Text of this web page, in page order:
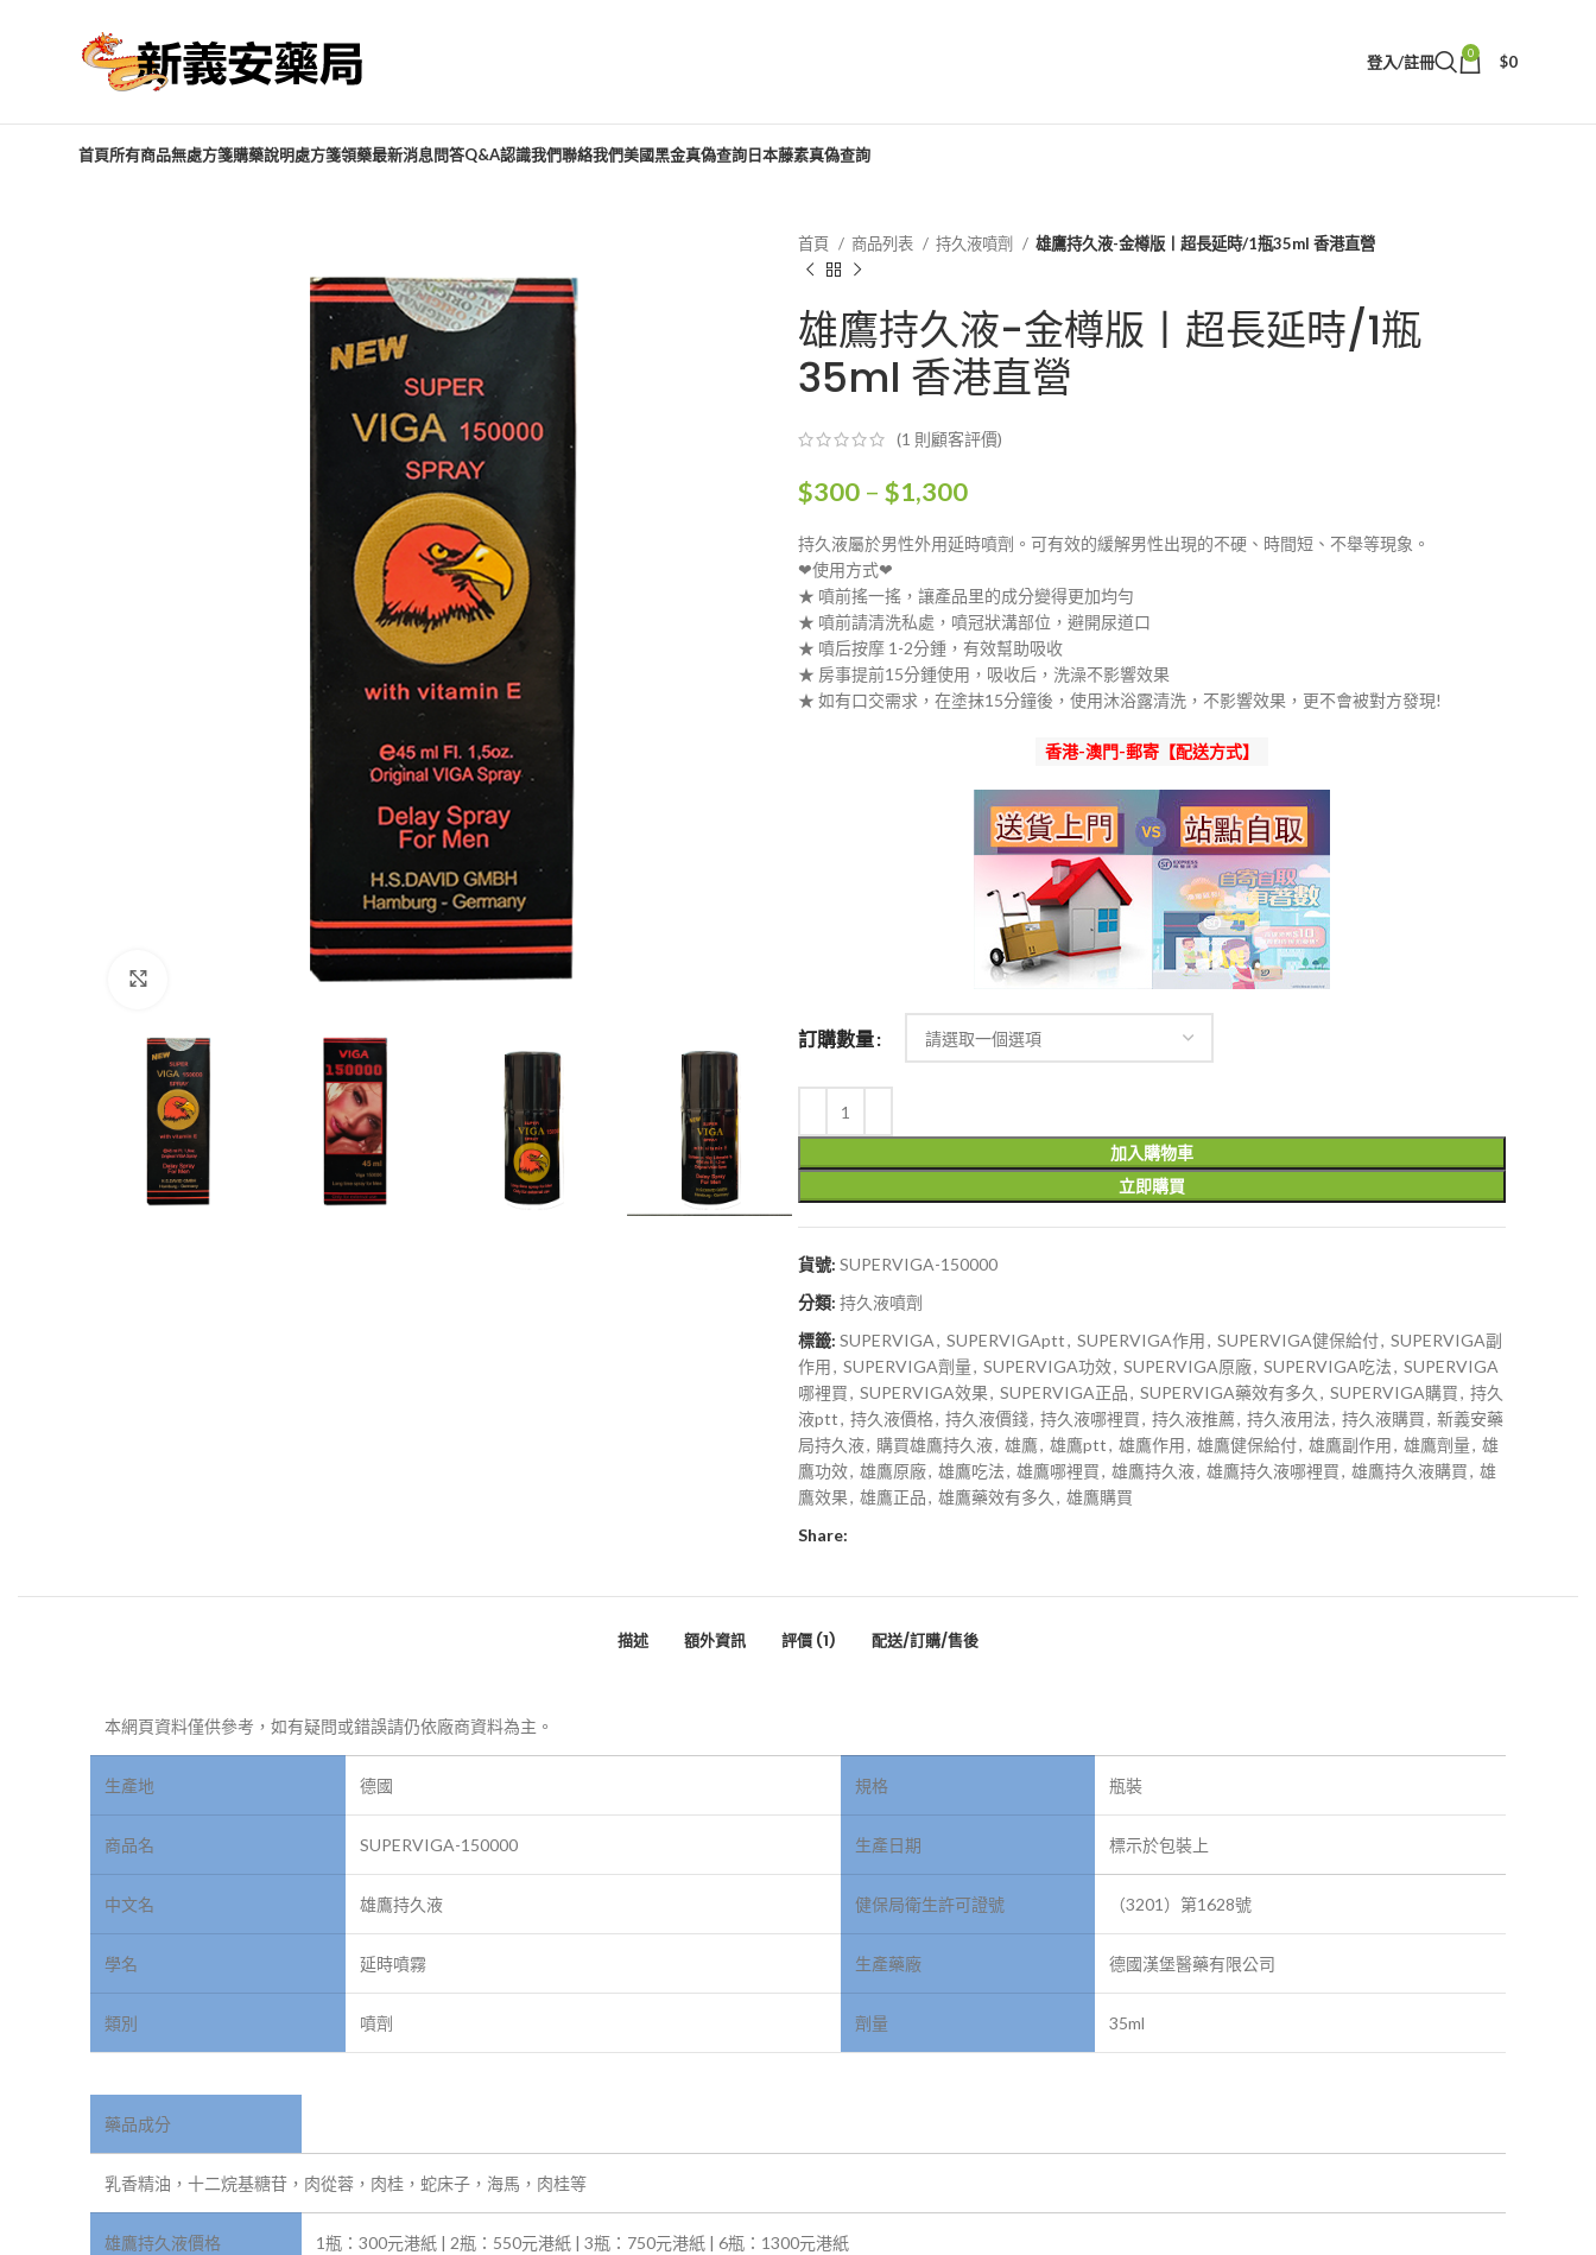
登入/註冊 0 $0
首頁所有商品無處方箋購藥說明處方箋領藥最新消息問答Q&A認識我們聯絡我們美國黑金真偽查詢日本藤素真偽查詢
首頁 商品列表 持久液噴劑 雄鷹持久液-金樽版丨超長延時/1瓶35ml 香港直營
雄鷹持久液-金樽版丨超長延時/1瓶
35ml 香港直營
(1 則顧客評價)
$300 – $1,300價
範
圍：
$300
到
$1,300
持久液屬於男性外用延時噴劑。可有效的緩解男性出現的不硬、時間短、不舉等現象。
❤使用方式❤
★ 噴前搖一搖，讓產品里的成分變得更加均勻
★ 噴前請清洗私處，噴冠狀溝部位，避開尿道口
★ 噴后按摩 1-2分鍾，有效幫助吸收
★ 房事提前15分鍾使用，吸收后，洗澡不影響效果
★ 如有口交需求，在塗抹15分鐘後，使用沐浴露清洗，不影響效果，更不會被對方發現!
香港-澳門-郵寄【配送方式】
訂購數量
加入購物車
立即購買
貨號: SUPERVIGA-150000
分類: 持久液噴劑
標籤: SUPERVIGA, SUPERVIGAptt, SUPERVIGA作用 , SUPERVIGA健保給付, SUPERVIGA副
作用 , SUPERVIGA劑量, SUPERVIGA功效, SUPERVIGA原廠, SUPERVIGA吃法, SUPERVIGA
哪裡買, SUPERVIGA效果, SUPERVIGA正品, SUPERVIGA藥效有多久 , SUPERVIGA購買, 持久
液ptt, 持久液價格, 持久液價錢, 持久液哪裡買, 持久液推薦, 持久液用法, 持久液購買, 新義安藥
局持久液, 購買雄鷹持久液, 雄鷹, 雄鷹ptt, 雄鷹作用 , 雄鷹健保給付, 雄鷹副作用 , 雄鷹劑量, 雄
鷹功效, 雄鷹原廠, 雄鷹吃法, 雄鷹哪裡買, 雄鷹持久液, 雄鷹持久液哪裡買, 雄鷹持久液購買, 雄
鷹效果, 雄鷹正品, 雄鷹藥效有多久 , 雄鷹購買
Share:
描述 額外資訊 評價 (1) 配送/訂購/售後
本網頁資料僅供參考，如有疑問或錯誤請仍依廠商資料為主。
生產地 德國 規格 瓶裝
商品名 SUPERVIGA-150000 生產日期 標示於包裝上
中文名 雄鷹持久液 健保局衛生許可證號 （3201）第1628號
學名 延時噴霧 生產藥廠 德國漢堡醫藥有限公司
類別 噴劑 劑量 35ml
藥品成分
乳香精油，十二烷基糖苷，肉從蓉，肉桂，蛇床子，海馬，肉桂等
雄鷹持久液價格 1瓶：300元港紙 | 2瓶：550元港紙 | 3瓶：750元港紙 | 6瓶：1300元港紙